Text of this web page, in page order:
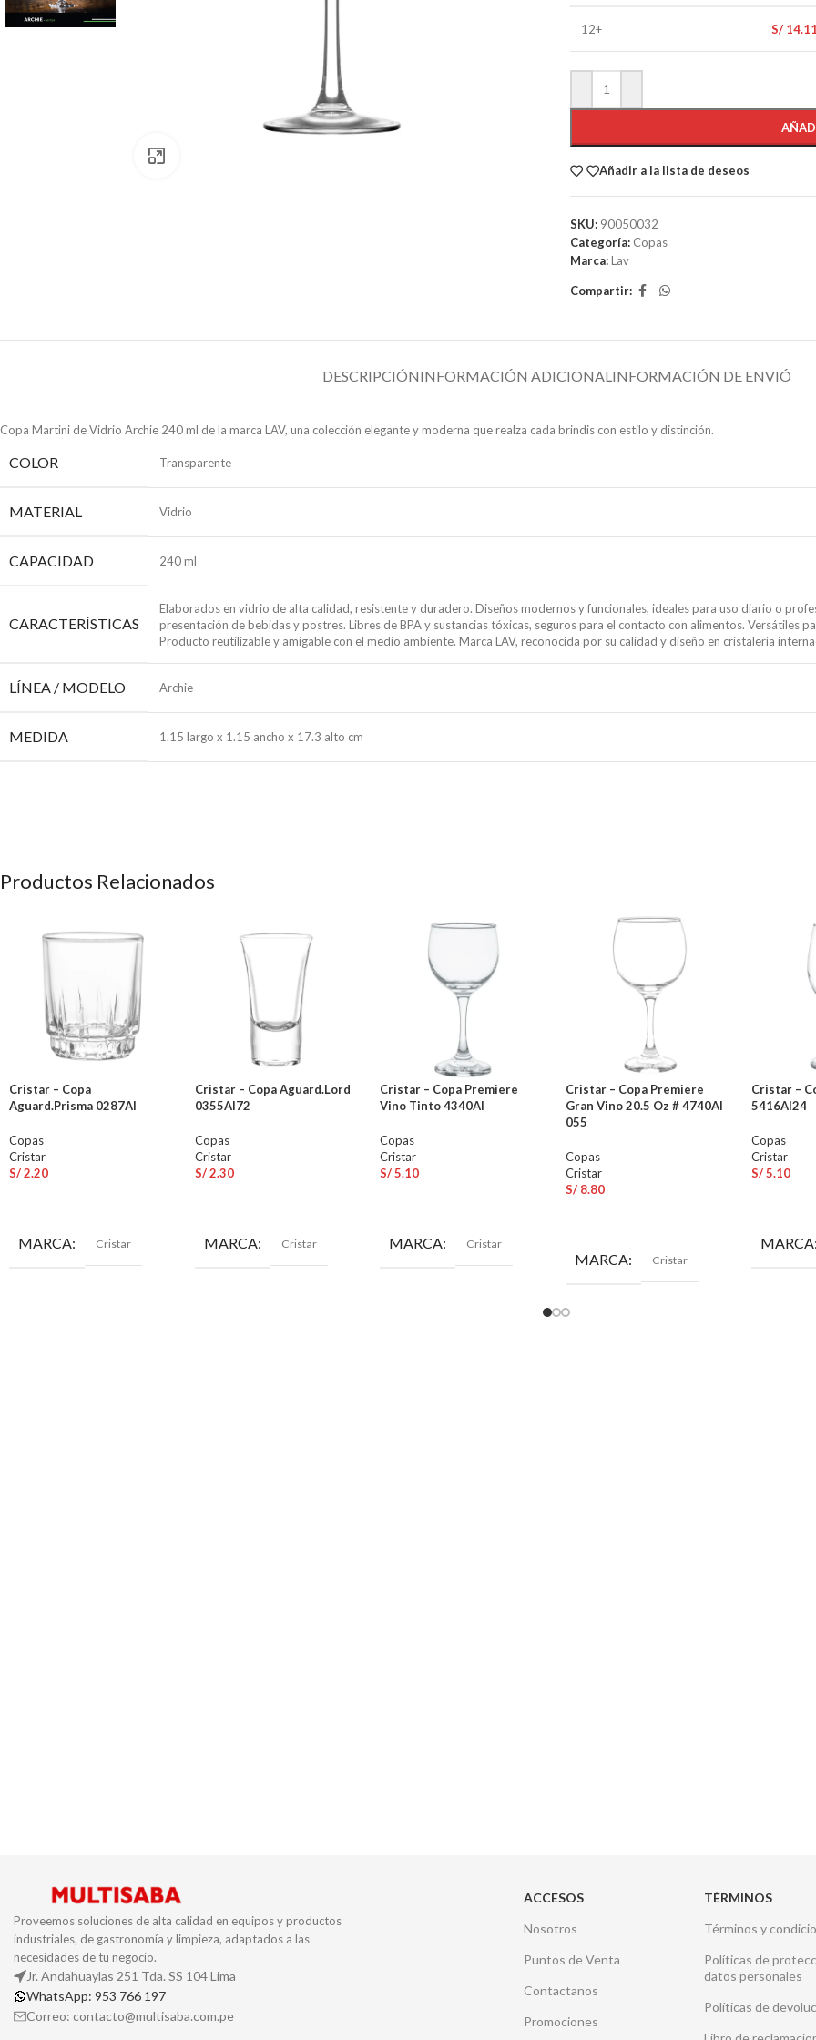
12+ S/14.11
Añadir a la lista de deseos
SKU: 90050032
Categoría: Copas
Marca:Lav
Compartir:
DESCRIPCIÓNINFORMACIÓN ADICIONALINFORMACIÓN DE ENVIÓ
Copa Martini de Vidrio Archie 240 ml de la marca LAV, una colección elegante y moderna que realza cada brindis con estilo y distinción.
COLOR Transparente
MATERIAL Vidrio
CAPACIDAD 240 ml
CARACTERÍSTICAS
Elaborados en vidrio de alta calidad, resistente y duradero. Diseños modernos y funcionales, ideales para uso diario o
presentación de bebidas y postres. Libres de BPA y sustancias tóxicas, seguros para el contacto con alimentos. Versátiles
Producto reutilizable y amigable con el medio ambiente. Marca LAV, reconocida por su calidad y diseño en cristalería
LÍNEA / MODELO Archie
MEDIDA 1.15 largo x 1.15 ancho x 17.3 alto cm
Productos Relacionados
Cristar – Copa
Aguard.Prisma 0287Al
Copas
Cristar
S/2.20
MARCA Cristar
Cristar – Copa Aguard.Lord
0355Al72
Copas
Cristar
S/2.30
MARCA Cristar
Cristar – Copa Premiere
Vino Tinto 4340Al
Copas
Cristar
S/5.10
MARCA Cristar
Cristar – Copa Premiere
Gran Vino 20.5 Oz # 4740Al
055
Copas
Cristar
S/8.80
MARCA Cristar
Cristar –
5416Al24
Copas
Cristar
S/5.10
MARCA
Proveemos soluciones de alta calidad en equipos y productos
industriales, de gastronomía y limpieza, adaptados a las
necesidades de tu negocio.
Jr. Andahuaylas 251 Tda. SS 104 Lima
WhatsApp: 953 766 197
Correo: contacto@multisaba.com.pe
ACCESOS
Nosotros
Puntos de Venta
Contactanos
Promociones
TÉRMINOS
Términos y
Políticas de
datos personales
Políticas de